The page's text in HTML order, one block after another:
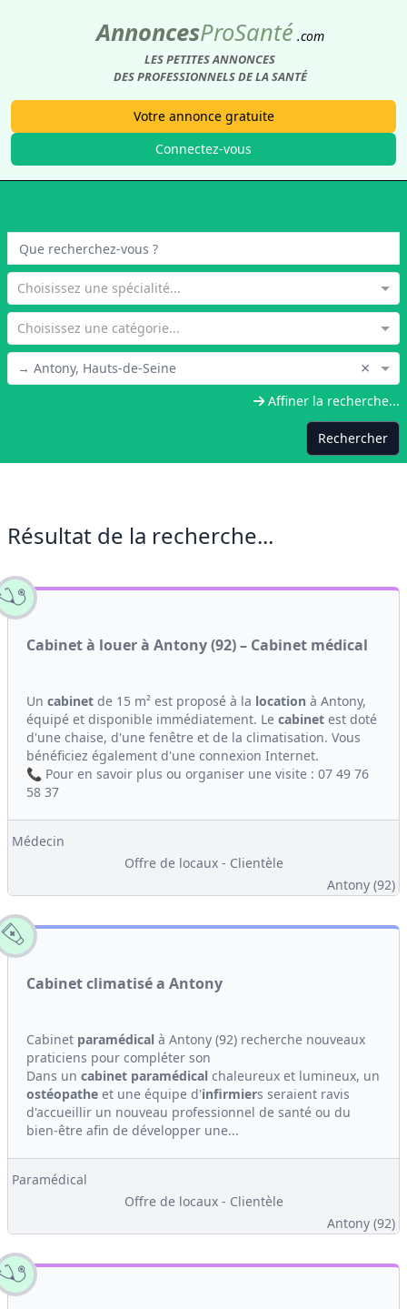
AnnoncesProSanté .com
LES PETITES ANNONCES
DES PROFESSIONNELS DE LA SANTÉ
Votre annonce gratuite
Connectez-vous
Choisissez une spécialité...
Choisissez une catégorie...
→ Antony, Hauts-de-Seine ×
Affiner la recherche...
Rechercher
Résultat de la recherche...
Cabinet à louer à Antony (92) – Cabinet médical
Un cabinet de 15 m² est proposé à la location à Antony,
équipé et disponible immédiatement. Le cabinet est doté
d'une chaise, d'une fenêtre et de la climatisation. Vous
bénéficiez également d'une connexion Internet.
📞 Pour en savoir plus ou organiser une visite : 07 49 76
58 37
Médecin
Offre de locaux - Clientèle
Antony (92)
Cabinet climatisé a Antony
Cabinet paramédical à Antony (92) recherche nouveaux
praticiens pour compléter son
Dans un cabinet paramédical chaleureux et lumineux, un
ostéopathe et une équipe d'infirmiers seraient ravis
d'accueillir un nouveau professionnel de santé ou du
bien-être afin de développer une...
Paramédical
Offre de locaux - Clientèle
Antony (92)